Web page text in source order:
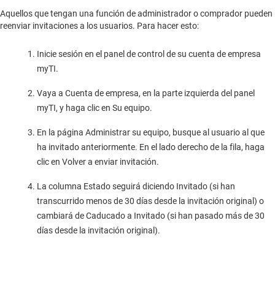
Aquellos que tengan una función de administrador o comprador pueden
reenviar invitaciones a los usuarios. Para hacer esto:
Inicie sesión en el panel de control de su cuenta de empresa
myTI.
Vaya a Cuenta de empresa, en la parte izquierda del panel
myTI, y haga clic en Su equipo.
En la página Administrar su equipo, busque al usuario al que
ha invitado anteriormente. En el lado derecho de la fila, haga
clic en Volver a enviar invitación.
La columna Estado seguirá diciendo Invitado (si han
transcurrido menos de 30 días desde la invitación original) o
cambiará de Caducado a Invitado (si han pasado más de 30
días desde la invitación original).